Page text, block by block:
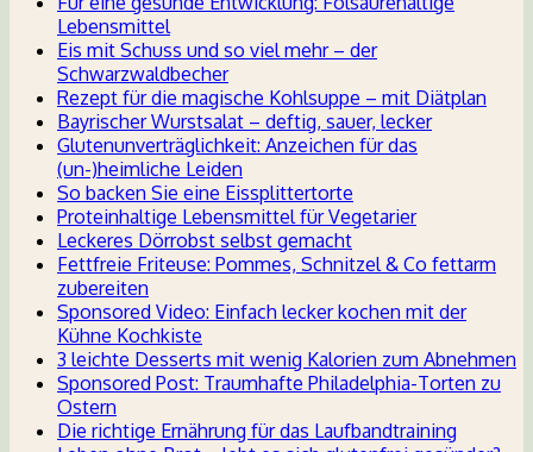
Lebensmittel
Eis mit Schuss und so viel mehr – der
Schwarzwaldbecher
Rezept für die magische Kohlsuppe – mit Diätplan
Bayrischer Wurstsalat – deftig, sauer, lecker
Glutenunverträglichkeit: Anzeichen für das
(un-)heimliche Leiden
So backen Sie eine Eissplittertorte
Proteinhaltige Lebensmittel für Vegetarier
Leckeres Dörrobst selbst gemacht
Fettfreie Friteuse: Pommes, Schnitzel & Co fettarm
zubereiten
Sponsored Video: Einfach lecker kochen mit der
Kühne Kochkiste
3 leichte Desserts mit wenig Kalorien zum Abnehmen
Sponsored Post: Traumhafte Philadelphia-Torten zu
Ostern
Die richtige Ernährung für das Laufbandtraining